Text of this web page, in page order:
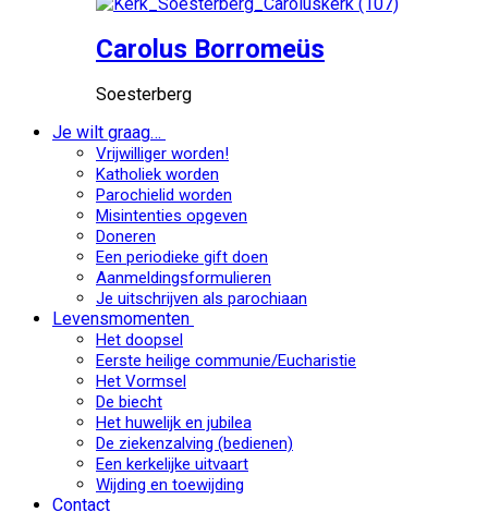
Carolus Borromeüs
Soesterberg
Je wilt graag…
Vrijwilliger worden!
Katholiek worden
Parochielid worden
Misintenties opgeven
Doneren
Een periodieke gift doen
Aanmeldingsformulieren
Je uitschrijven als parochiaan
Levensmomenten
Het doopsel
Eerste heilige communie/Eucharistie
Het Vormsel
De biecht
Het huwelijk en jubilea
De ziekenzalving (bedienen)
Een kerkelijke uitvaart
Wijding en toewijding
Contact